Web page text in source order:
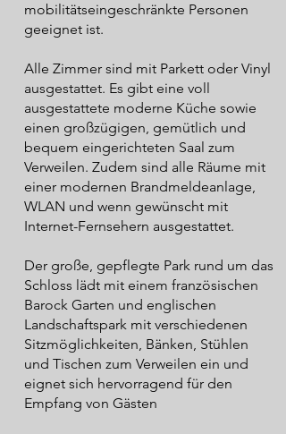
mobilitätseingeschränkte Personen
geeignet ist.
Alle Zimmer sind mit Parkett oder Vinyl
ausgestattet. Es gibt eine voll
ausgestattete moderne Küche sowie
einen großzügigen, gemütlich und
bequem eingerichteten Saal zum
Verweilen. Zudem sind alle Räume mit
einer modernen Brandmeldeanlage,
WLAN und wenn gewünscht mit
Internet-Fernsehern ausgestattet.
Der große, gepflegte Park rund um das
Schloss lädt mit einem französischen
Barock Garten und englischen
Landschaftspark mit verschiedenen
Sitzmöglichkeiten, Bänken, Stühlen
und Tischen zum Verweilen ein und
eignet sich hervorragend für den
Empfang von Gästen